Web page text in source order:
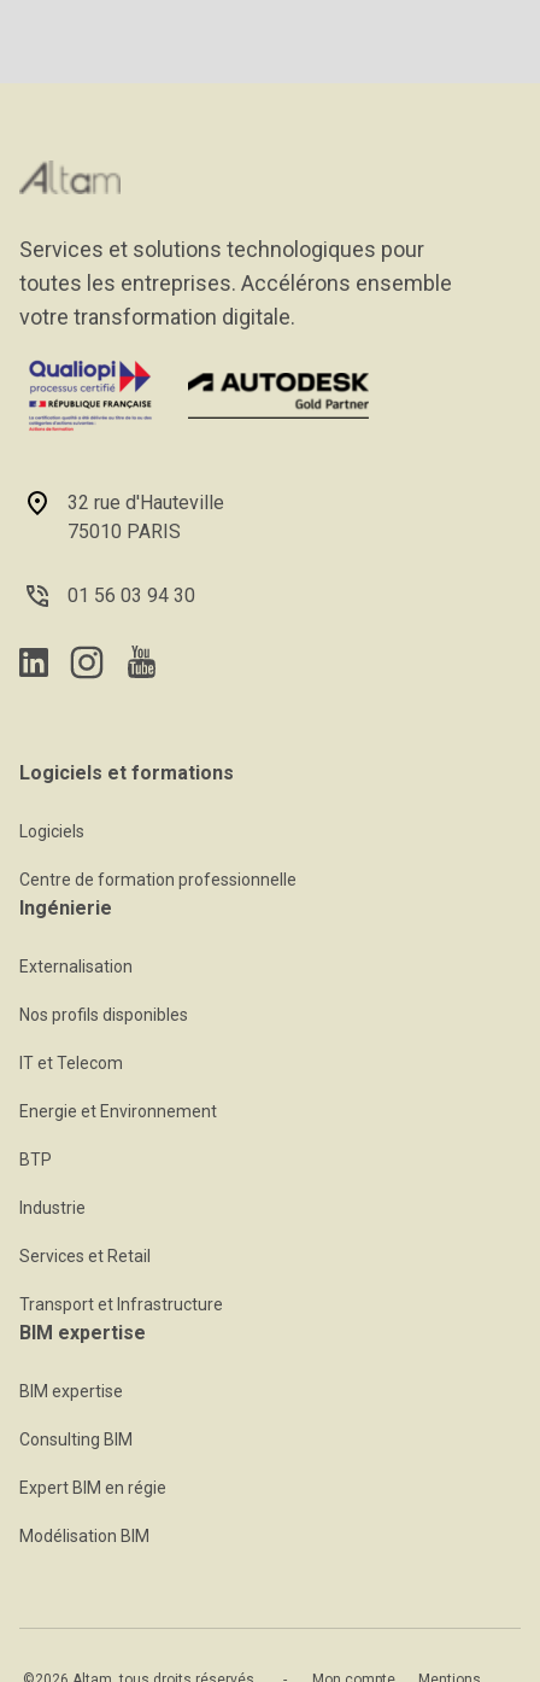
Services et solutions technologiques pour
toutes les entreprises. Accélérons ensemble
votre transformation digitale.
32 rue d'Hauteville
75010 PARIS
01 56 03 94 30
Logiciels et formations
Logiciels
Centre de formation professionnelle
Ingénierie
Externalisation
Nos profils disponibles
IT et Telecom
Energie et Environnement
BTP
Industrie
Services et Retail
Transport et Infrastructure
BIM expertise
BIM expertise
Consulting BIM
Expert BIM en régie
Modélisation BIM